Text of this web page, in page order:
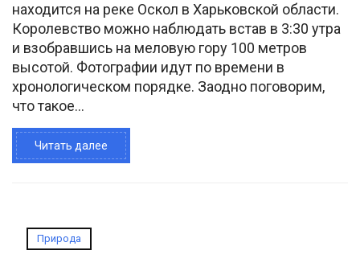
находится на реке Оскол в Харьковской области.
Королевство можно наблюдать встав в 3:30 утра
и взобравшись на меловую гору 100 метров
высотой. Фотографии идут по времени в
хронологическом порядке. Заодно поговорим,
что такое...
Читать далее
Природа